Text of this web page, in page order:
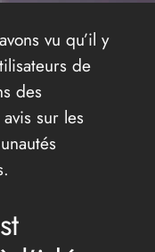
vu qu’il y
de
des
sur les